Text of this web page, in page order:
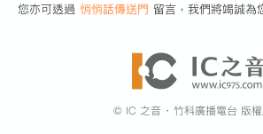
© IC 之音 ‧ 竹科廣播電台 版
您亦可透過 悄悄話傳送門 留言，我們將竭誠為